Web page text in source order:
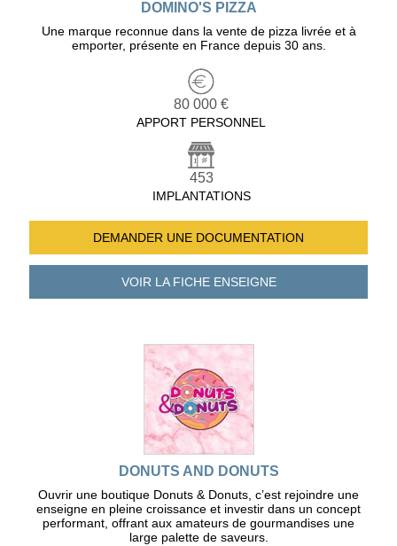
DOMINO'S PIZZA
Une marque reconnue dans la vente de pizza livrée et à
emporter, présente en France depuis 30 ans.
80 000 €
APPORT PERSONNEL
453
IMPLANTATIONS
DEMANDER UNE DOCUMENTATION
VOIR LA FICHEENSEIGNE
DONUTS AND DONUTS
Ouvrir une boutique Donuts & Donuts, c’est rejoindre une
enseigne en pleine croissance et investir dans un concept
performant, offrant aux amateurs de gourmandises une
large palette de saveurs.